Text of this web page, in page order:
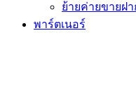
ย้ายค่ายขายฝา
พาร์ตเนอร์